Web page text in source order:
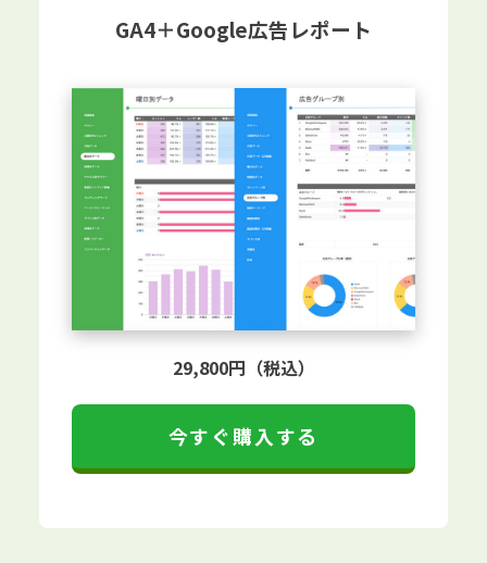
GA4＋Google広告レポート
29,800円（税込）
今すぐ購入する